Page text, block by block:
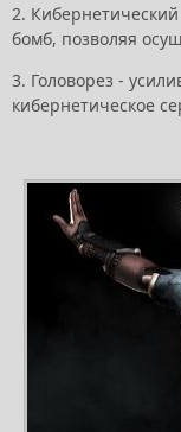
2.
бомб, позволяя
3. Головорез -
кибернетическое